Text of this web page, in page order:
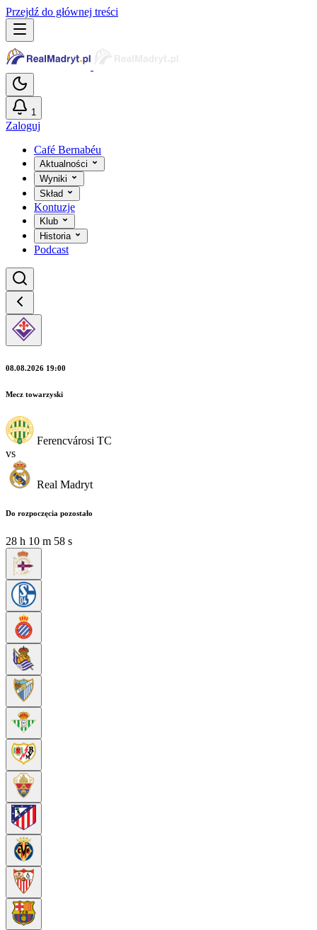
Przejdź do głównej treści
1
Zaloguj
Café Bernabéu
Aktualności
Wyniki
Skład
Kontuzje
Klub
Historia
Podcast
08.08.2026 19:00
Mecz towarzyski
Ferencvárosi TC
vs
Real Madryt
Do rozpoczęcia pozostało
28 h 10 m 57 s